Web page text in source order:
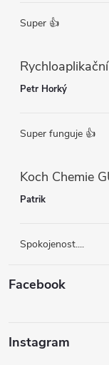
Super 👍
Petr Horký
Super funguje 👍
Patrik
Spokojenost....
Facebook
Instagram